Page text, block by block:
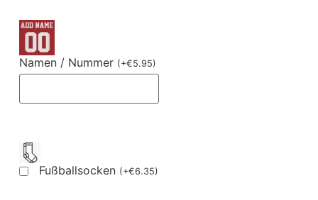
Namen / Nummer (+€5.95)
Fußballsocken (+€6.35)